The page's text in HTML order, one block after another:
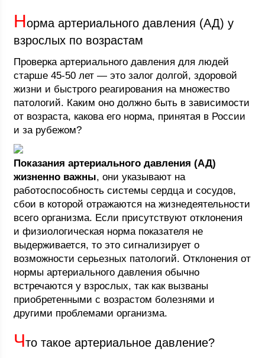
Норма артериального давления (АД) у
взрослых по возрастам
Проверка артериального давления для людей
старше 45-50 лет — это залог долгой, здоровой
жизни и быстрого реагирования на множество
патологий. Каким оно должно быть в зависимости
от возраста, какова его норма, принятая в России
и за рубежом?
Показания артериального давления (АД)
жизненно важны, они указывают на
работоспособность системы сердца и сосудов,
сбои в которой отражаются на жизнедеятельности
всего организма. Если присутствуют отклонения
и физиологическая норма показателя не
выдерживается, то это сигнализирует о
возможности серьезных патологий. Отклонения от
нормы артериального давления обычно
встречаются у взрослых, так как вызваны
приобретенными с возрастом болезнями и
другими проблемами организма.
Что такое артериальное давление?